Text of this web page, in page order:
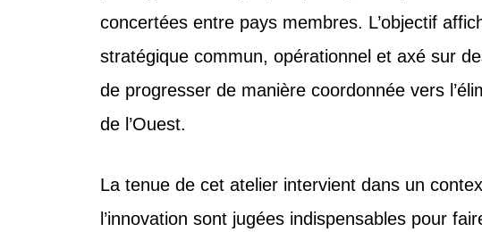
concertées entre pays membres. L’objectif
stratégique commun, opérationnel et axé sur
de progresser de manière coordonnée vers
de l’Ouest.
La tenue de cet atelier intervient dans un
l’innovation sont jugées indispensables pour